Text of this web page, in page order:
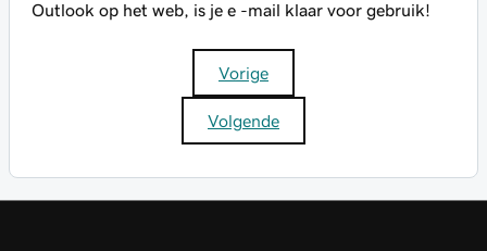
Outlook op het web, is je e -mail klaar voor gebruik!
Vorige
Volgende